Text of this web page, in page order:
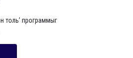
толь’ программыг